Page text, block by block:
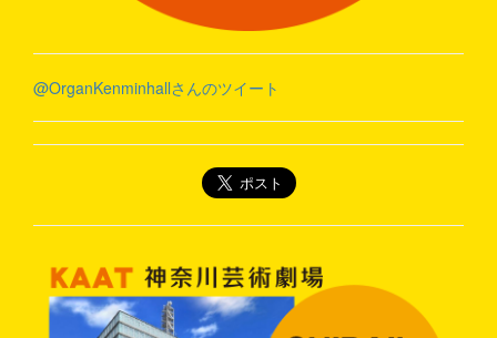
@OrganKenminhallさんのツイート